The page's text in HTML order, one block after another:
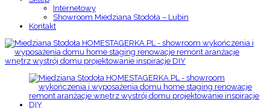
Internetowy
Showroom Miedziana Stodoła – Lubin
Kontakt